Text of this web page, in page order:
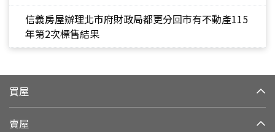
信義房屋辦理北市府財政局都更分回市有不動產115
年第2次標售結果
買屋
賣屋